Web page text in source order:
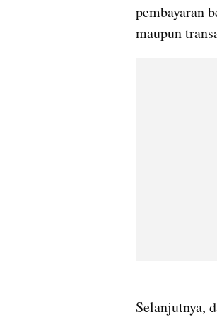
pembayaran
maupun
Selanjutnya,